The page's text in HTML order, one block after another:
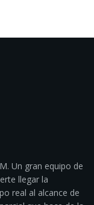
Un gran equipo de
llegar la
real al alcance de